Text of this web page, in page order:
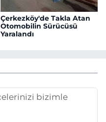
Çerkezköy'de Takla Atan
Otomobilin Sürücüsü
Yaralandı